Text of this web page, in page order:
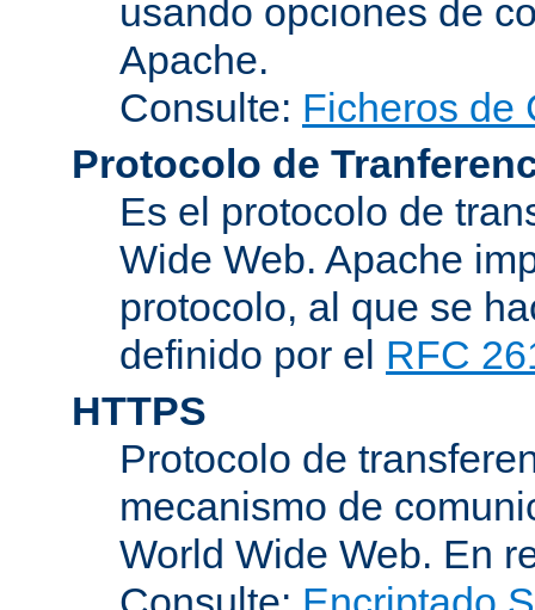
usando opciones de
Apache.
Consulte: Ficheros de
Protocolo de
Es el protocolo de
Wide Web. Apache
protocolo, al que se
definido por el RFC
HTTPS
Protocolo de
mecanismo de
World Wide Web. En